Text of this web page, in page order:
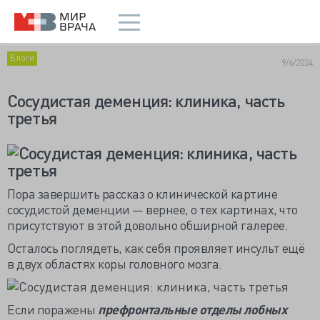
Блоги 9/6/2024
Сосудистая деменция: клиника, часть
третья
Пора завершить рассказ о клинической картине
сосудистой деменции — вернее, о тех картинах, что
присутствуют в этой довольно обширной галерее.
Осталось поглядеть, как себя проявляет инсульт ещё
в двух областях коры головного мозга.
Если поражены префронтальные отделы лобных